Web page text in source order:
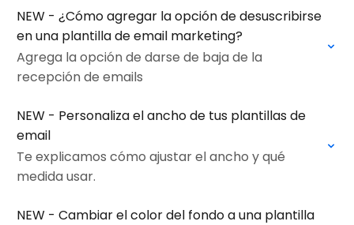
NEW - ¿Cómo agregar la opción de desuscribirse
en una plantilla de email marketing?
Agrega la opción de darse de baja de la
recepción de emails
NEW - Personaliza el ancho de tus plantillas de
email
Te explicamos cómo ajustar el ancho y qué
medida usar.
NEW - Cambiar el color del fondo a una plantilla